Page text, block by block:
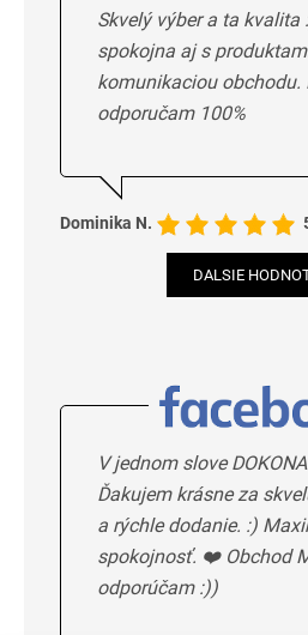
Skvelý výber a ta kvalita
spokojna aj s
komunikaciou obchodu.
odporučam 100%
Dominika N.
DALSIE
V jednom slove
Ďakujem krásne za
a rýchle dodanie. :)
spokojnosť. ❤️ Obchod
odporúčam :))